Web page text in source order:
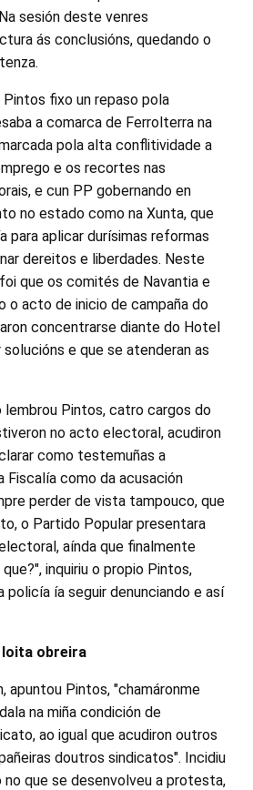
sesión deste venres
ás conclusións, quedando o
Pintos fixo un repaso pola
a comarca de Ferrolterra na
pola alta conflitividade a
e os recortes nas
e cun PP gobernando en
no estado como na Xunta, que
para aplicar durísimas reformas
dereitos e liberdades. Neste
que os comités de Navantia e
o acto de inicio de campaña do
concentrarse diante do Hotel
e que se atenderan as
Pintos, catro cargos do
no acto electoral, acudiron
como testemuñas a
Fiscalía como da acusación
perder de vista tampouco, que
o Partido Popular presentara
aínda que finalmente
inquiriu o propio Pintos,
policía ía seguir denunciando e así
loita obreira
apuntou Pintos, "chamáronme
na miña condición de
ao igual que acudiron outros
doutros sindicatos". Incidiu
que se desenvolveu a protesta,